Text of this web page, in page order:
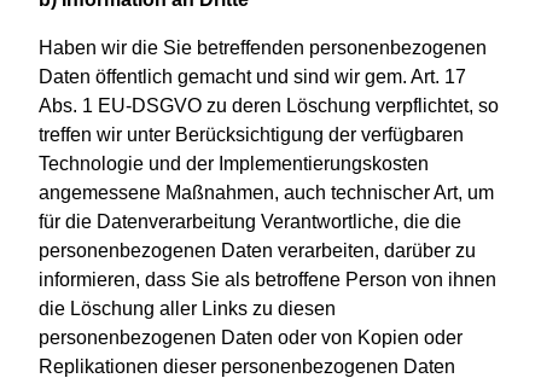
Haben wir die Sie betreffenden personenbezogenen
Daten öffentlich gemacht und sind wir gem. Art. 17
Abs. 1 EU-DSGVO zu deren Löschung verpflichtet, so
treffen wir unter Berücksichtigung der verfügbaren
Technologie und der Implementierungskosten
angemessene Maßnahmen, auch technischer Art, um
für die Datenverarbeitung Verantwortliche, die die
personenbezogenen Daten verarbeiten, darüber zu
informieren, dass Sie als betroffene Person von ihnen
die Löschung aller Links zu diesen
personenbezogenen Daten oder von Kopien oder
Replikationen dieser personenbezogenen Daten